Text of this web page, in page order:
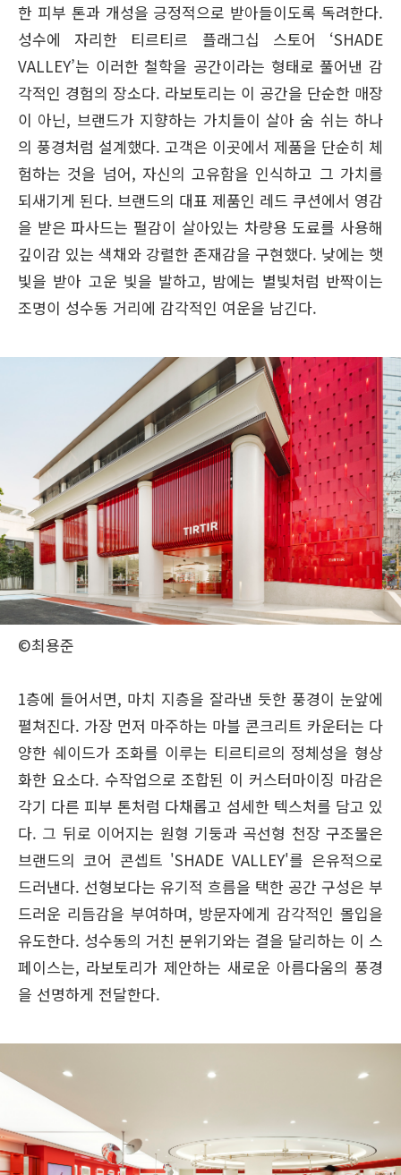
한 피부 톤과 개성을 긍정적으로 받아들이도록 독려한다.
성수에 자리한 티르티르 플래그십 스토어 ‘SHADE
VALLEY’는 이러한 철학을 공간이라는 형태로 풀어낸 감
각적인 경험의 장소다. 라보토리는 이 공간을 단순한 매장
이 아닌, 브랜드가 지향하는 가치들이 살아 숨 쉬는 하나
의 풍경처럼 설계했다. 고객은 이곳에서 제품을 단순히 체
험하는 것을 넘어, 자신의 고유함을 인식하고 그 가치를
되새기게 된다. 브랜드의 대표 제품인 레드 쿠션에서 영감
을 받은 파사드는 펄감이 살아있는 차량용 도료를 사용해
깊이감 있는 색채와 강렬한 존재감을 구현했다. 낮에는 햇
빛을 받아 고운 빛을 발하고, 밤에는 별빛처럼 반짝이는
조명이 성수동 거리에 감각적인 여운을 남긴다.
©최용준
1층에 들어서면, 마치 지층을 잘라낸 듯한 풍경이 눈앞에
펼쳐진다. 가장 먼저 마주하는 마블 콘크리트 카운터는 다
양한 쉐이드가 조화를 이루는 티르티르의 정체성을 형상
화한 요소다. 수작업으로 조합된 이 커스터마이징 마감은
각기 다른 피부 톤처럼 다채롭고 섬세한 텍스처를 담고 있
다. 그 뒤로 이어지는 원형 기둥과 곡선형 천장 구조물은
브랜드의 코어 콘셉트 'SHADE VALLEY'를 은유적으로
드러낸다. 선형보다는 유기적 흐름을 택한 공간 구성은 부
드러운 리듬감을 부여하며, 방문자에게 감각적인 몰입을
유도한다. 성수동의 거친 분위기와는 결을 달리하는 이 스
페이스는, 라보토리가 제안하는 새로운 아름다움의 풍경
을 선명하게 전달한다.